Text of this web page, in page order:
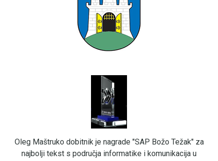
Oleg Maštruko dobitnik je nagrade "SAP Božo Težak" za
najbolji tekst s područja informatike i komunikacija u